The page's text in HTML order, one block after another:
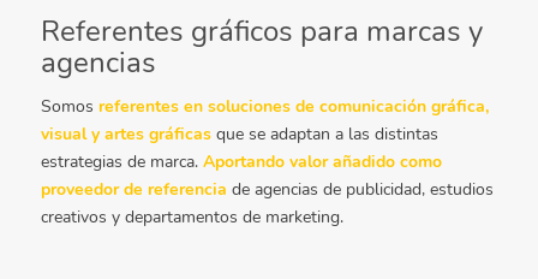
Referentes gráficos para marcas y
agencias
Somos referentes en soluciones de comunicación gráfica,
visual y artes gráficasque se adaptan a las distintas
estrategias de marca. Aportando valor añadido como
proveedor de referencia de agencias de publicidad, estudios
creativos y departamentos de marketing.